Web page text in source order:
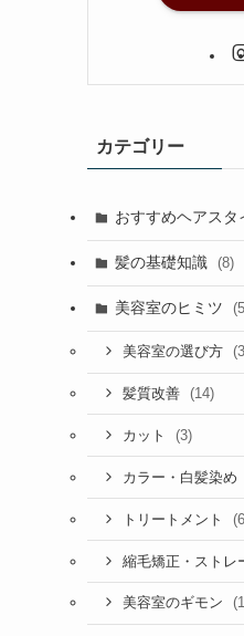
カテゴリー
おすすめヘアスタ
髪の基礎知識 (8)
美容室のヒミツ
美容室の選び方
髪質改善 (14)
カット (3)
カラー・白髪染め
トリートメント
縮毛矯正・ストレ
美容室のギモン